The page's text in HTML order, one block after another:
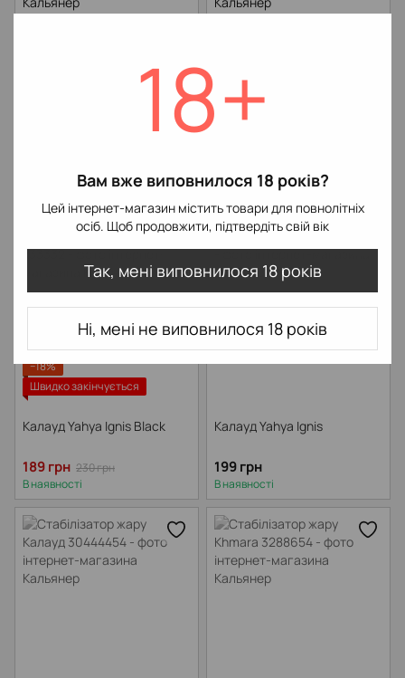
18+
Вам вже виповнилося 18 років?
Цей інтернет-магазин містить товари для повнолітніх
осіб. Щоб продовжити, підтвердіть свій вік
Так, мені виповнилося 18 років
Ні, мені не виповнилося 18 років
130 грн
−18%
Швидко закінчується
Калауд Yahya Ignis Black
189 грн 230 грн
В наявності
Калауд Yahya Ignis
199 грн
В наявності